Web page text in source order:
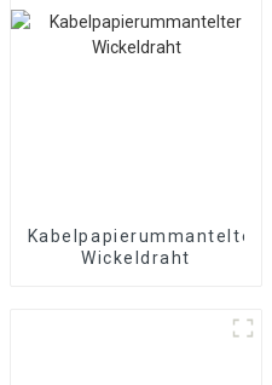
Kabelpapierummantelter
Wickeldraht